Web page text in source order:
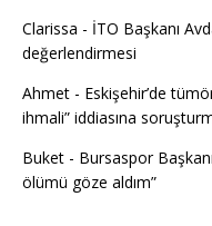
Clarissa - İTO Başkanı
değerlendirmesi
Ahmet - Eskişehir’de
ihmali” iddiasına
Buket - Bursaspor
ölümü göze aldım”